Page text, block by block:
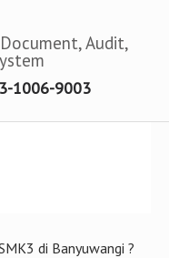
Audit,
1006-9003
di Banyuwangi ?